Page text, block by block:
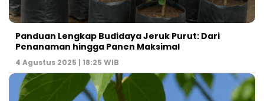
Panduan Lengkap Budidaya Jeruk Purut: Dari
Penanaman hingga Panen Maksimal
4 Agustus 2025 | 18:25 WIB